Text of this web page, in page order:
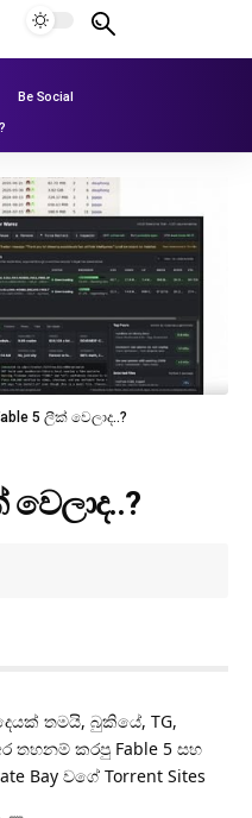
Be Social
5 ලීක් වෙලාද..?
වෙලාද..?
තමයි, බුකියේ, TG,
තහනම් කරපු Fable 5 සහ
Bay වගේ Torrent Sites